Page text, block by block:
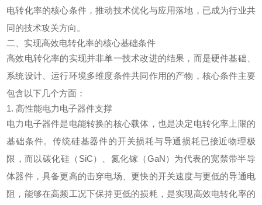
电转化率的核心条件，推动技术优化与应用落地，已成为行业共
同的技术攻关方向。
二、实现高效电转化率的核心基础条件
高效电转化率的实现并非单一技术改进的结果，而是硬件基础、
系统设计、运行环境多维度条件共同作用的产物，核心条件主要
包含以下几个方面：
1. 高性能电力电子器件支撑
电力电子器件是电能转换的核心载体，也是决定电转化率上限的
基础条件。传统硅基器件的开关损耗与导通损耗已接近物理极
限，而以碳化硅（SiC）、氮化镓（GaN）为代表的宽禁带半导
体器件，具备更高的击穿电场、更快的开关速度与更低的导通电
阻，能够在高频工况下保持更低的损耗，是实现高效电转化率的